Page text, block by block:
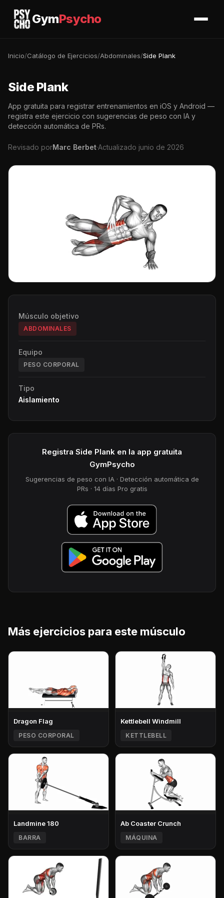
GymPsycho
Inicio/Catálogo de Ejercicios/Abdominales/Side Plank
Side Plank
App gratuita para registrar entrenamientos en iOS y Android —
registra este ejercicio con sugerencias de peso con IA y
detección automática de PRs.
Revisado porMarc Berbet·Actualizado junio de 2026
Músculo objetivo
ABDOMINALES
Equipo
PESO CORPORAL
Tipo
Aislamiento
Registra Side Plank en la app gratuita
GymPsycho
Sugerencias de peso con IA · Detección automática de
PRs · 14 días Pro gratis
Más ejercicios para este músculo
Dragon Flag
PESO CORPORAL
Kettlebell Windmill
KETTLEBELL
Landmine 180
BARRA
Ab Coaster Crunch
MÁQUINA